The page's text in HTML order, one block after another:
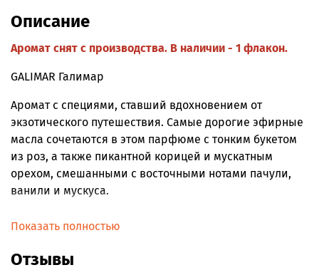
Описание
Аромат снят с производства. В наличии - 1 флакон.
GALIMAR Галимар
Аромат с специями, ставший вдохновением от
экзотического путешествия. Самые дорогие эфирные
масла сочетаются в этом парфюме с тонким букетом
из роз, а также пикантной корицей и мускатным
орехом, смешанными с восточными нотами пачули,
ванили и мускуса.
Показать полностью
Отзывы